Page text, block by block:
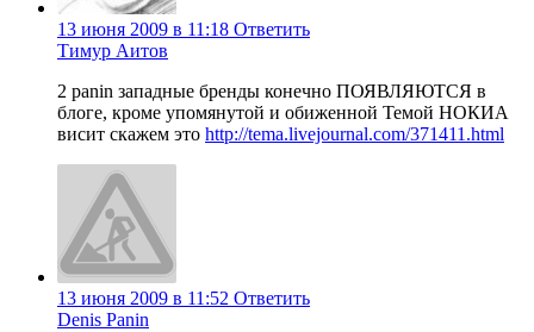
13 июня 2009 в 11:18 Ответить
Тимур Аитов
2 panin западные бренды конечно ПОЯВЛЯЮТСЯ в
блоге, кроме упомянутой и обиженной Темой НОКИА
висит скажем это http://tema.livejournal.com/371411.html
13 июня 2009 в 11:52 Ответить
Denis Panin